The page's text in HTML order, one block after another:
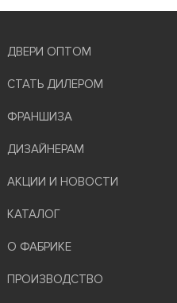
ДВЕРИ ОПТОМ
СТАТЬ ДИЛЕРОМ
ФРАНШИЗА
ДИЗАЙНЕРАМ
АКЦИИ И НОВОСТИ
КАТАЛОГ
О ФАБРИКЕ
ПРОИЗВОДСТВО